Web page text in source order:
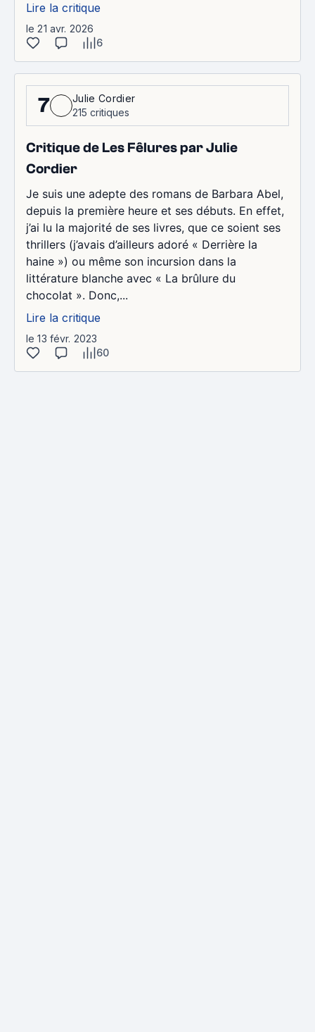
Lire la critique
le 21 avr. 2026
6
7
Julie Cordier
215 critiques
Critique de Les Fêlures par Julie
Cordier
Je suis une adepte des romans de Barbara Abel,
depuis la première heure et ses débuts. En effet,
j’ai lu la majorité de ses livres, que ce soient ses
thrillers (j’avais d’ailleurs adoré « Derrière la
haine ») ou même son incursion dans la
littérature blanche avec « La brûlure du
chocolat ». Donc,...
Lire la critique
le 13 févr. 2023
60